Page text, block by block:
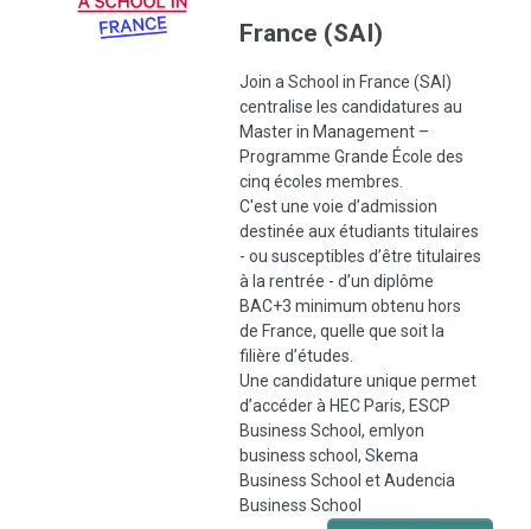
France (SAI)
Join a School in France (SAI)
centralise les candidatures au
Master in Management –
Programme Grande École des
cinq écoles membres.
C'est une voie d’admission
destinée aux étudiants titulaires
- ou susceptibles d’être titulaires
à la rentrée - d’un diplôme
BAC+3 minimum obtenu hors
de France, quelle que soit la
filière d’études.
Une candidature unique permet
d’accéder à HEC Paris, ESCP
Business School, emlyon
business school, Skema
Business School et Audencia
Business School